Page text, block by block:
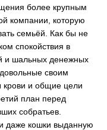
более крупным
компании, которую
семьёй. Как бы не
спокойствия в
и шальных денежных
своим
крови и общие цели
план перед
собратьев.
даже кошки выданную